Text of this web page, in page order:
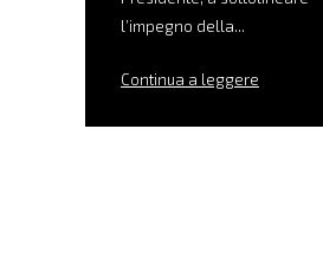
l’impegno della...
Continua a leggere